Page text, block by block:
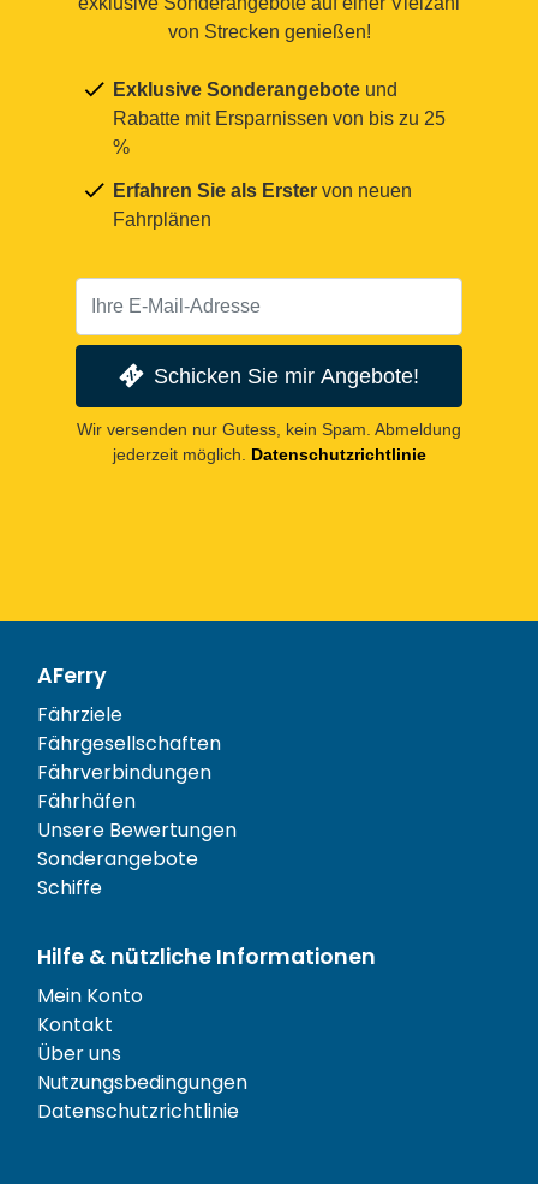
von Strecken genießen!
Exklusive Sonderangebote und
Rabatte mit Ersparnissen von bis zu 25
%
Erfahren Sie als Erster von neuen
Fahrplänen
Schicken Sie mir Angebote!
Wir versenden nur Gutess, kein Spam. Abmeldung
jederzeit möglich.
Datenschutzrichtlinie
AFerry
Fährziele
Fährgesellschaften
Fährverbindungen
Fährhäfen
Unsere Bewertungen
Sonderangebote
Schiffe
Hilfe & nützliche Informationen
Mein Konto
Kontakt
Über uns
Nutzungsbedingungen
Datenschutzrichtlinie